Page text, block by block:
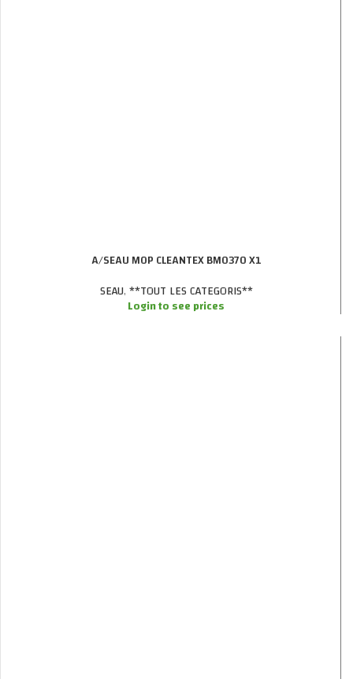
A/SEAU MOP CLEANTEX BM0370 X1
SEAU,**TOUT LES CATEGORIS**
Login to see prices